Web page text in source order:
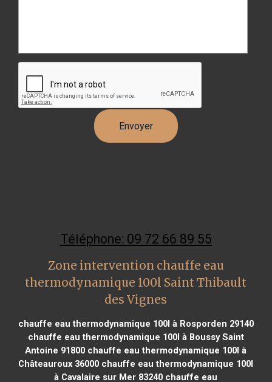
Téléphone: 09 72 66 89 55
Zone intervention chauffe eau
thermodynamique 100l Saint Thibault
des Vignes
chauffe eau thermodynamique 100l à Rosporden 29140
chauffe eau thermodynamique 100l à Boussy Saint
Antoine 91800 chauffe eau thermodynamique 100l à
Châteauroux 36000 chauffe eau thermodynamique 100l
à Cavalaire sur Mer 83240 chauffe eau